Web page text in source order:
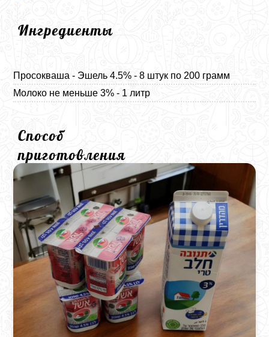
Ингредиенты
Просокваша - Эшель 4.5% - 8 штук по 200 грамм
Молоко не меньше 3% - 1 литр
Способ
приготовления